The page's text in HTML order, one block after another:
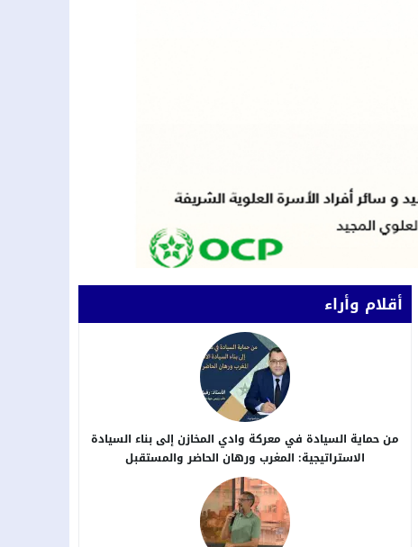
أقلام وأراء
من حماية السيادة في معركة وادي المخازن إلى بناء السيادة
الاستراتيجية: المغرب ورهان الحاضر والمستقبل